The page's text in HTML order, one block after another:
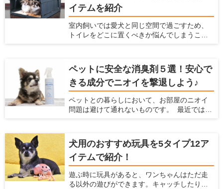
どんなフェンスを選べばいいか、どんなポイ
ントに注意すればいいかなどわからないと思
います。ここでは、犬を庭で放し飼いすると
きにおすすめのフェンスを紹介するととも
に、放し飼いするときに気をつけるべきこと
イテムを紹介
室内飼いでは愛犬と同じ空間で過ごすため、
トイレをどこに置くべきか悩んでしまうこと
犬も飼い主もストレスを感じにくい場所はあ
るのでしょうか。 自宅の間取りや掃除のしや
すさを考慮しつつ、トイレ関連のアイテムや
トイレの置き方を工夫すれば、ベストな場所
が見つかるはずです。この記事では、愛犬が
好むトイレの条件とおすすめの場所、トイレ
ペットに安全な消臭剤５選！安心で
きる成分でニオイを撃退しよう♪
ペットとの暮らしにおいて、お部屋のニオイ
問題は避けて通れないものです。 最近ではさ
全かどうか」で選びたいですよね。 今回は
「ペットがいるご家庭でも安心して使える消
臭剤」を5つご紹介します。
犬用のおすすめ玩具を5タイプ12ア
イテムで紹介！
遊ぶ時に玩具があると、ワンちゃんはただ走
る以外の遊びができます。キャッチしたり、